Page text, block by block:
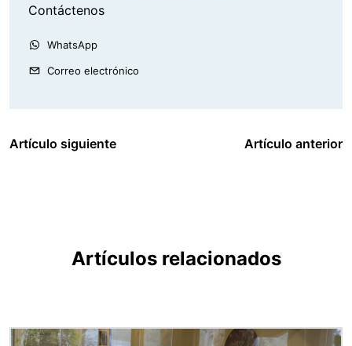
Contáctenos
WhatsApp
Correo electrónico
Artículo siguiente Artículo anterior
Artículos relacionados
Imagen